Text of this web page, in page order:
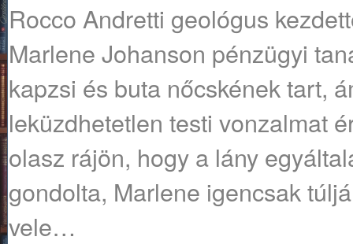
Rocco Andretti geológus
Marlene Johanson pénzügyi
kapzsi és buta nőcskének tart,
leküzdhetetlen testi vonzalmat
olasz rájön, hogy a lány
gondolta, Marlene igencsak
vele…